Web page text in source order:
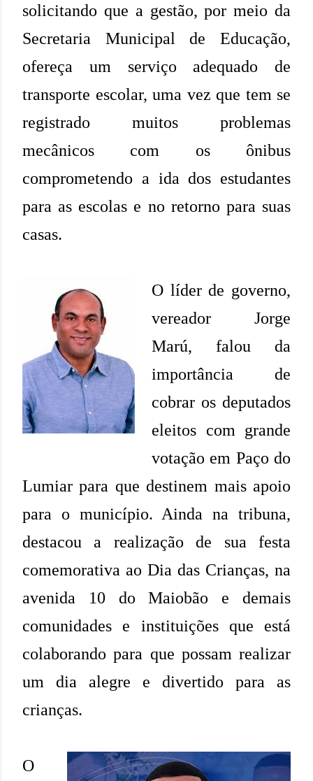
solicitando que a gestão, por meio da
Secretaria Municipal de Educação,
ofereça um serviço adequado de
transporte escolar, uma vez que tem se
registrado muitos problemas
mecânicos com os ônibus
comprometendo a ida dos estudantes
para as escolas e no retorno para suas
casas.
O líder de governo,
vereador Jorge
Marú, falou da
importância de
cobrar os deputados
eleitos com grande
votação em Paço do
Lumiar para que destinem mais apoio
para o município. Ainda na tribuna,
destacou a realização de sua festa
comemorativa ao Dia das Crianças, na
avenida 10 do Maiobão e demais
comunidades e instituições que está
colaborando para que possam realizar
um dia alegre e divertido para as
crianças.
O